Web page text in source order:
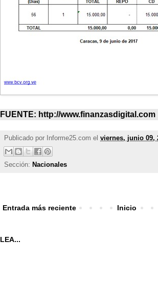
FUENTE: http://www.finanzasdigital.com
Publicado por Informe25.com el viernes, junio 09,
Sección: Nacionales
Entrada más reciente Inicio
LEA...